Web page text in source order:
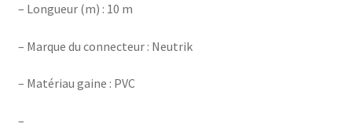
– Longueur (m) : 10 m
– Marque du connecteur : Neutrik
– Matériau gaine : PVC
–